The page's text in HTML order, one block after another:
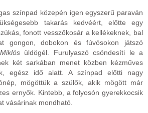
színpad közepén igen egyszerű paraván
takarás kedvéért, előtte egy
fonott vesszőkosár a kellékeknek, bal
gongon, dobokon és fúvósokon játszó
üldögél. Furulyaszó csöndesíti le a
két sarkában menet közben kézműves
egész idő alatt. A színpad előtti nagy
mögöttük a szülők, akik mögött már
ernyők. Kintebb, a folyosón gyerekkocsik
vásárinak mondható.